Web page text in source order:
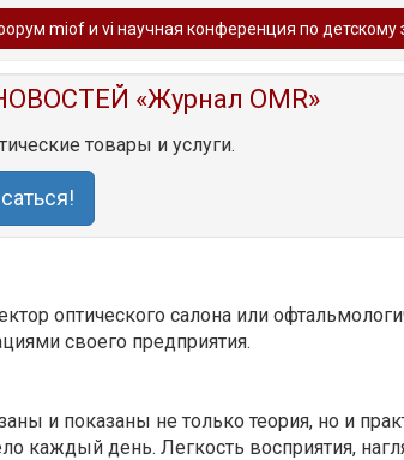
miof и vi научная конференция по детскому
«Журнал OMR»
товары и услуги.
оптического салона или
своего предприятия.
и показаны не только теория, но и
каждый день. Легкость восприятия,